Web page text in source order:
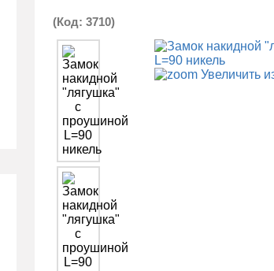
(Код:3710)
Увеличить